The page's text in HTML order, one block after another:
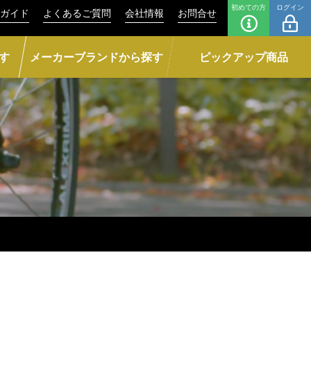
イド よくあるご質問 会社情報 お問合せ 初めての方 ログイン
メーカーブランドから探す ピックアップ商品